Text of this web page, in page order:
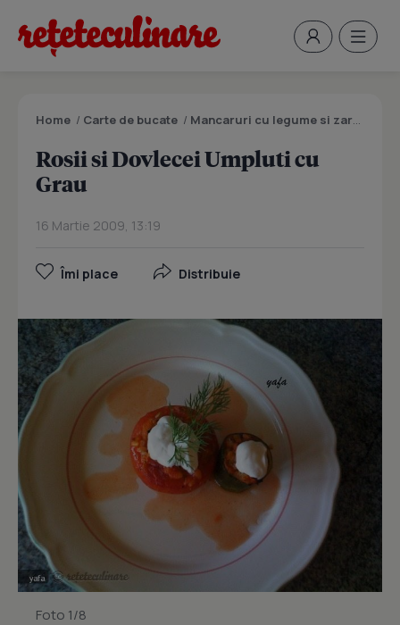
Home / Carte de bucate / Mancaruri cu legume si zarzavaturi
Rosii si Dovlecei Umpluti cu
Grau
16 Martie 2009, 13:19
Îmi place Distribuie
Foto 1/8